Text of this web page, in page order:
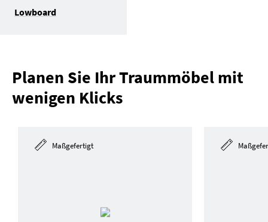
Lowboard
Planen Sie Ihr Traummöbel mit
wenigen Klicks
Maßgefertigt